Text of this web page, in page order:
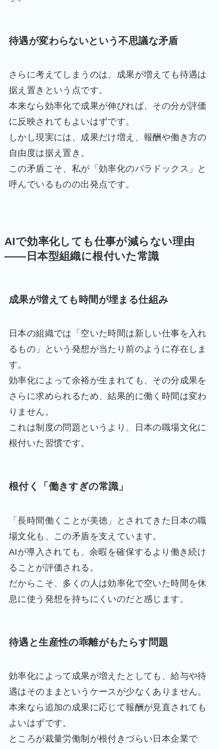
待遇が変わらないという不思議な矛盾
さらに考えてしまうのは、成果が増えても待遇は
据え置きという点です。
本来なら効率化で成果が伸びれば、その分が評価
に反映されてもよいはずです。
しかし現実には、成果だけ増え、報酬や働き方の
自由度は据え置き。
この矛盾こそ、私が「効率化のパラドックス」と
呼んでいるものの出発点です。
AIで効率化しても仕事が減らない理由
――日本型組織に根付いた常識
成果が増えても時間が埋まる仕組み
日本の組織では「空いた時間は新しい仕事を入れ
るもの」という発想が当たり前のように存在しま
す。
効率化によって余裕が生まれても、その分成果を
さらに求められるため、結果的に働く時間は変わ
りません。
これは制度の問題というより、日本の職場文化に
根付いた習慣です。
根付く「働きすぎの常識」
「長時間働くことが美徳」とされてきた日本の職
場文化も、この矛盾を支えています。
AIが導入されても、余暇を確保するより働き続け
ることが評価される。
だからこそ、多くの人は効率化で空いた時間を休
息に使う発想を持ちにくいのだと感じます。
待遇と生産性の乖離がもたらす問題
効率化によって成果が増えたとしても、給与や待
遇はそのままというケースが少なくありません。
本来なら追加の成果に応じて報酬が見直されても
よいはずです。
ところが裁量労働制が根付きづらい日本企業で